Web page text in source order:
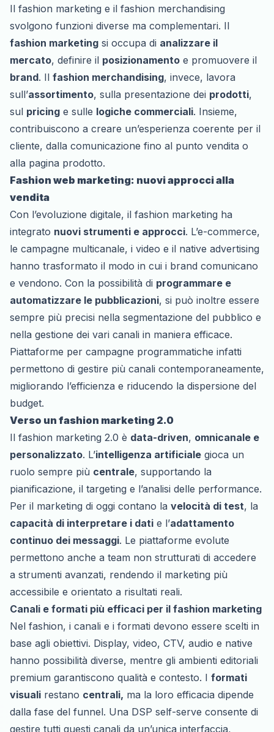
Il fashion marketing e il fashion merchandising
svolgono funzioni diverse ma complementari. Il
fashion marketing si occupa di analizzare il
mercato, definire il posizionamento e promuovere il
brand. Il fashion merchandising, invece, lavora
sull’assortimento, sulla presentazione dei prodotti,
sul pricing e sulle logiche commerciali. Insieme,
contribuiscono a creare un’esperienza coerente per il
cliente, dalla comunicazione fino al punto vendita o
alla pagina prodotto.
Fashion web marketing: nuovi approcci alla
vendita
Con l’evoluzione digitale, il fashion marketing ha
integrato nuovi strumenti e approcci. L’e-commerce,
le campagne multicanale, i video e il native advertising
hanno trasformato il modo in cui i brand comunicano
e vendono. Con la possibilità di programmare e
automatizzare le pubblicazioni, si può inoltre essere
sempre più precisi nella segmentazione del pubblico e
nella gestione dei vari canali in maniera efficace.
Piattaforme per campagne programmatiche infatti
permettono di gestire più canali contemporaneamente,
migliorando l’efficienza e riducendo la dispersione del
budget.
Verso un fashion marketing 2.0
Il fashion marketing 2.0 è data-driven, omnicanale e
personalizzato. L’intelligenza artificiale gioca un
ruolo sempre più centrale, supportando la
pianificazione, il targeting e l’analisi delle performance.
Per il marketing di oggi contano la velocità di test, la
capacità di interpretare i dati e l’adattamento
continuo dei messaggi. Le piattaforme evolute
permettono anche a team non strutturati di accedere
a strumenti avanzati, rendendo il marketing più
accessibile e orientato a risultati reali.
Canali e formati più efficaci per il fashion marketing
Nel fashion, i canali e i formati devono essere scelti in
base agli obiettivi. Display, video, CTV, audio e native
hanno possibilità diverse, mentre gli ambienti editoriali
premium garantiscono qualità e contesto. I formati
visuali restano centrali, ma la loro efficacia dipende
dalla fase del funnel. Una DSP self-serve consente di
gestire tutti questi canali da un’unica interfaccia,